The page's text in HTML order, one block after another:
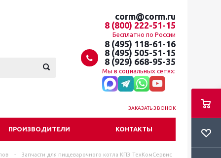
corm@corm.ru
8 (800) 222-51-15
Бесплатно по России
8 (495) 118-61-16
8 (495) 505-51-15
8 (929) 668-95-35
Мы в социальных сетях:
ЗАКАЗАТЬ ЗВОНОК
ПРОИЗВОДИТЕЛИ КОНТАКТЫ
- Запчасти для пищеварочного котла КПЭ ТехКомСервис